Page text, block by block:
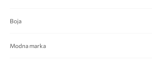
Boja
Modna marka